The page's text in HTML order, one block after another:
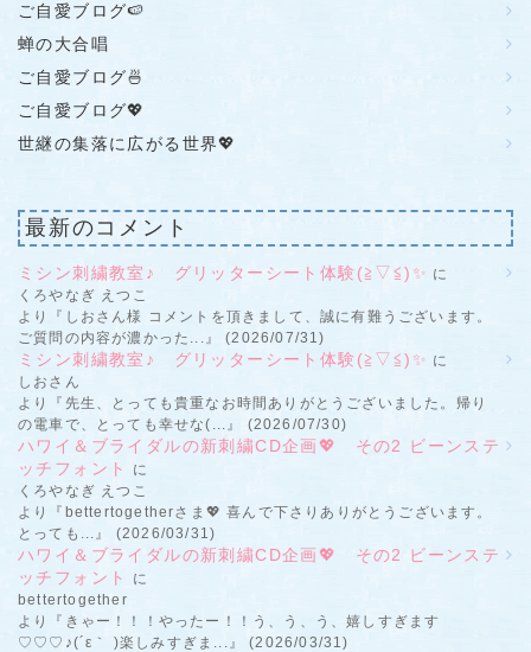
ご自愛ブログ🍉
蝉の大合唱
ご自愛ブログ🍜
ご自愛ブログ💖
世継の集落に広がる世界💖
最新のコメント
ミシン刺繍教室♪ グリッターシート体験(≧▽≦)✨ に
くろやなぎ えつこ
より『しおさん様 コメントを頂きまして、誠に有難うございます。
ご質問の内容が濃かった...』 (2026/07/31)
ミシン刺繍教室♪ グリッターシート体験(≧▽≦)✨ に
しおさん
より『先生、とっても貴重なお時間ありがとうございました。帰り
の電車で、とっても幸せな(...』 (2026/07/30)
ハワイ＆ブライダルの新刺繍CD企画💖 その2 ビーンステ
ッチフォント
に
くろやなぎ えつこ
より『bettertogetherさま💖 喜んで下さりありがとうございます。
とっても...』 (2026/03/31)
ハワイ＆ブライダルの新刺繍CD企画💖 その2 ビーンステ
ッチフォント
に
bettertogether
より『きゃー！！！やったー！！う、う、う、嬉しすぎます
♡♡♡♪(´ε｀ )楽しみすぎま...』 (2026/03/31)